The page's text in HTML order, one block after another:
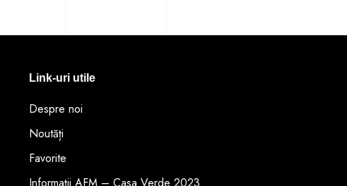
Link-uri utile
Despre noi
Noutăți
Favorite